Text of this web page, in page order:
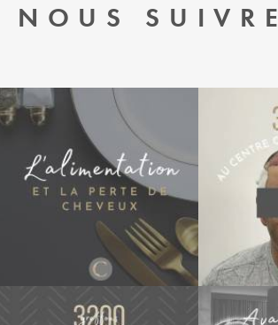
NOUS SUIVRE